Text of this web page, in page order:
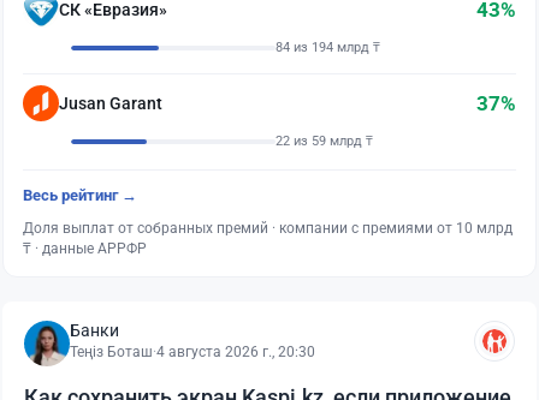
СК «Евразия» 43%
84 из 194 млрд ₸
Jusan Garant 37%
22 из 59 млрд ₸
Весь рейтинг →
Доля выплат от собранных премий · компании с премиями от 10 млрд
₸ · данные АРРФР
Банки
Теңіз Боташ·4 августа 2026 г., 20:30